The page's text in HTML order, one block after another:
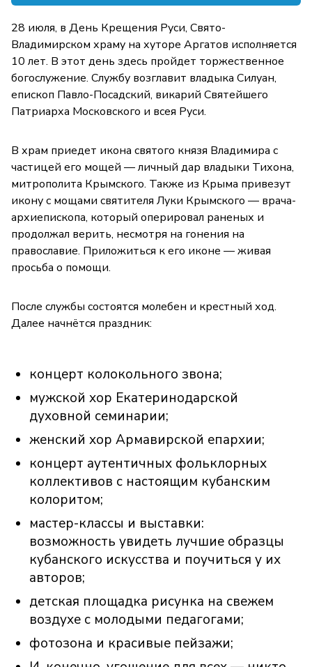
28 июля, в День Крещения Руси, Свято-
Владимирском храму на хуторе Аргатов исполняется
10 лет. В этот день здесь пройдет торжественное
богослужение. Службу возглавит владыка Силуан,
епископ Павло-Посадский, викарий Святейшего
Патриарха Московского и всея Руси.
В храм приедет икона святого князя Владимира с
частицей его мощей — личный дар владыки Тихона,
митрополита Крымского. Также из Крыма привезут
икону с мощами святителя Луки Крымского — врача-
архиепископа, который оперировал раненых и
продолжал верить, несмотря на гонения на
православие. Приложиться к его иконе — живая
просьба о помощи.
После службы состоятся молебен и крестный ход.
Далее начнётся праздник:
концерт колокольного звона;
мужской хор Екатеринодарской
духовной семинарии;
женский хор Армавирской епархии;
концерт аутентичных фольклорных
коллективов с настоящим кубанским
колоритом;
мастер-классы и выставки:
возможность увидеть лучшие образцы
кубанского искусства и поучиться у их
авторов;
детская площадка рисунка на свежем
воздухе с молодыми педагогами;
фотозона и красивые пейзажи;